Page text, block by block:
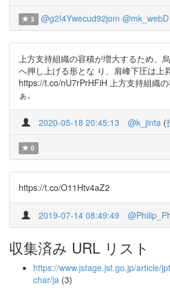
3 @g2I4Ywecud92jom @mk_webD
上方支持組織の容積が増大するため、
へ押し上げる形とな り、肩峰下圧は上
https://t.co/nU7rPrHFiH 上方支持組織
ぁ。
2020-05-18 20:45:13 @k_jinta (
0
https://t.co/O11Htv4aZ2
2019-07-14 08:49:49
収集済み URL リスト
https://www.jstage.jst.go.jp/article/
char/ja (3)